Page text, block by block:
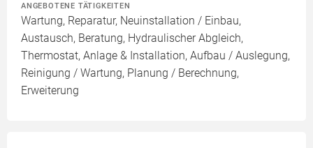
ANGEBOTENE TÄTIGKEITEN
Wartung, Reparatur, Neuinstallation / Einbau,
Austausch, Beratung, Hydraulischer Abgleich,
Thermostat, Anlage & Installation, Aufbau / Auslegung,
Reinigung / Wartung, Planung / Berechnung,
Erweiterung